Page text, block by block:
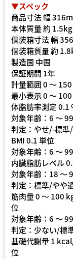
▼スペック
商品寸法 幅
本体質量 約
個装箱寸法 幅
個装箱質量 約
製造国 中国
保証期間 1年
計量範囲 0 〜
最小表示 0 〜
体脂肪率測定 0.1
対象年齢：6 〜
判定：やせ/-標
BMI 0.1 単位
対象年齢：6 〜
内臓脂肪レベル
対象年齢：18 〜
判定：標準/やや
筋肉量 0 〜 100
位
対象年齢：6 〜
判定：少ない/標
基礎代謝量 1